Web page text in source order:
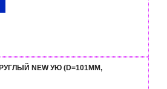
NEW УЮ (D=101ММ,